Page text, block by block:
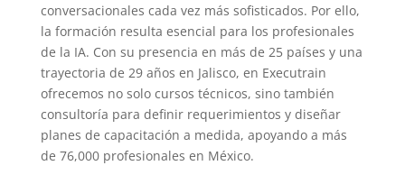
conversacionales cada vez más sofisticados. Por ello,
la formación resulta esencial para los profesionales
de la IA. Con su presencia en más de 25 países y una
trayectoria de 29 años en Jalisco, en Executrain
ofrecemos no solo cursos técnicos, sino también
consultoría para definir requerimientos y diseñar
planes de capacitación a medida, apoyando a más
de 76,000 profesionales en México.